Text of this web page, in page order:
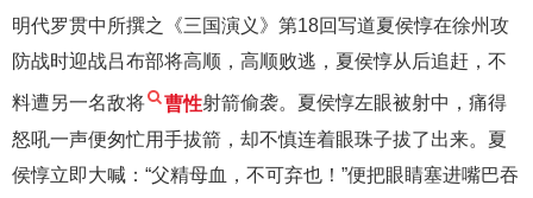
明代罗贯中所撰之《三国演义》第18回写道夏侯惇在徐州攻
防战时迎战吕布部将高顺，高顺败逃，夏侯惇从后追赶，不
料遭另一名敌将 曹性射箭偷袭。夏侯惇左眼被射中，痛得
怒吼一声便匆忙用手拔箭，却不慎连着眼珠子拔了出来。夏
侯惇立即大喊：“父精母血，不可弃也！”便把眼睛塞进嘴巴吞